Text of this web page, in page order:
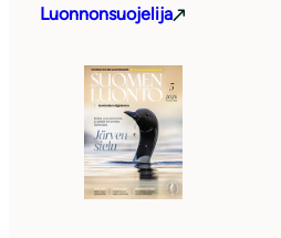
Luonnonsuojelija